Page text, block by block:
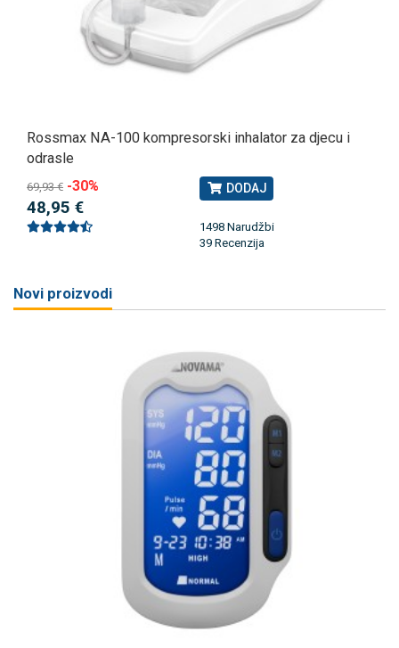
Rossmax NA-100 kompresorski inhalator za djecu i
odrasle
69,93 € -30%
48,95 €
DODAJ
1498 Narudžbi
39 Recenzija
Novi proizvodi